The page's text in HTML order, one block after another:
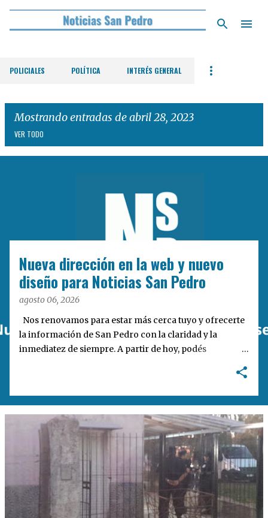
Ir al contenido principal
POLICIALES POLÍTICA INTERÉS GENERAL
Mostrando entradas de abril 28, 2023
VER TODO
Nueva dirección en la web y nuevo
diseño para Noticias San Pedro
agosto 06, 2026
Nos renovamos para estar más cerca tuyo y ofrecerte
la información de San Pedro con la claridad y la
inmediatez de siempre. A partir de hoy, podés
Desarrollamos una interfaz más ágil, moderna e
intuitiva, pensada para optimizar la navegación desde
cualquier dispositivo, facilitar el acceso a las noticias
locales y potenciar la interacción de los lectores con
nuestros contenidos.